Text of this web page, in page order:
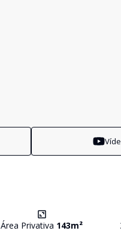
Área Privativa 143m²